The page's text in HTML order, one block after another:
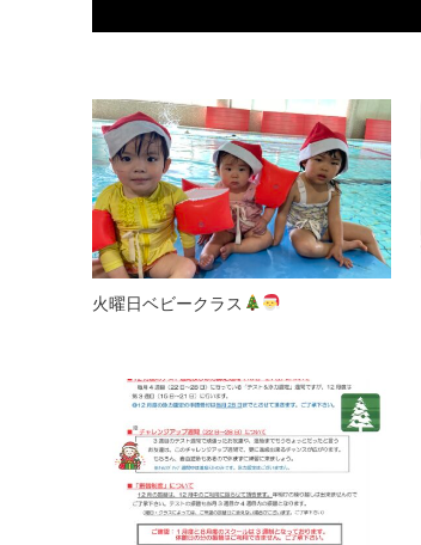
火曜日ベビークラス